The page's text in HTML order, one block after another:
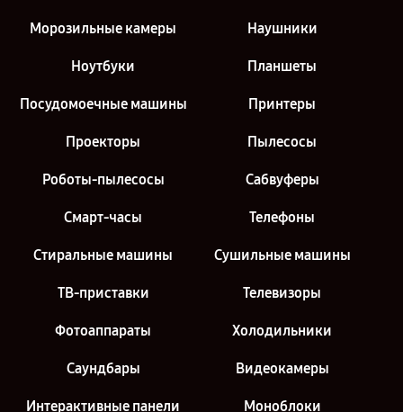
Морозильные камеры Наушники
Ноутбуки Планшеты
Посудомоечные машины Принтеры
Проекторы Пылесосы
Роботы-пылесосы Сабвуферы
Смарт-часы Телефоны
Стиральные машины Сушильные машины
ТВ-приставки Телевизоры
Фотоаппараты Холодильники
Саундбары Видеокамеры
Интерактивные панели Моноблоки